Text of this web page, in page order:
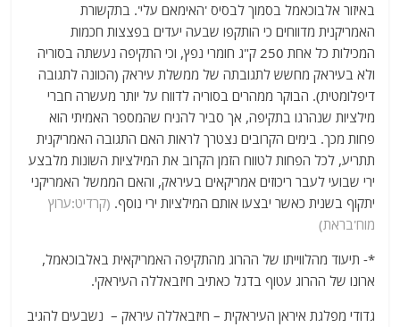
באיזור אלבוכאמל בסמוך לבסיס 'האימאם עלי'. בתקשורת
האמריקנית מדווחים כי הותקפו שבעה יעדים בפצצות חכמות
המכילות כל אחת 250 ק"ג חומרי נפץ, וכי התקיפה נעשתה בסוריה
ולא בעיראק מחשש לתגובתה של ממשלת עיראק (הכוונה לתגובה
דיפלומטית). הבוקר ממהרים בסוריה לדווח על יותר מעשרה חברי
מילציות שנהרגו בתקיפה, אך סביר להניח שהמספר האמיתי הוא
פחות מכך. בימים הקרובים נצטרך לראות האם התגובה האמריקנית
תתריע, לכל הפחות לטווח הזמן הקרוב את המילציות השונות מלבצע
ירי שבועי לעבר ריכוזים אמריקאים בעיראק, והאם הממשל האמריקני
יתקוף בשנית כאשר יבצעו אותם המילציות ירי נוסף. (קרדיט:ערוץ
מוח'בראת)
*- תיעוד מהלווייתו של ההרוג מהתקיפה האמריקאית באלבוכאמל,
ארונו של ההרוג עטוף בדגל כאתיב חיזבאללה העיראקי.
גדודי מפלגת איראן העיראקית – חיזבאללה עיראק – נשבעים להגיב